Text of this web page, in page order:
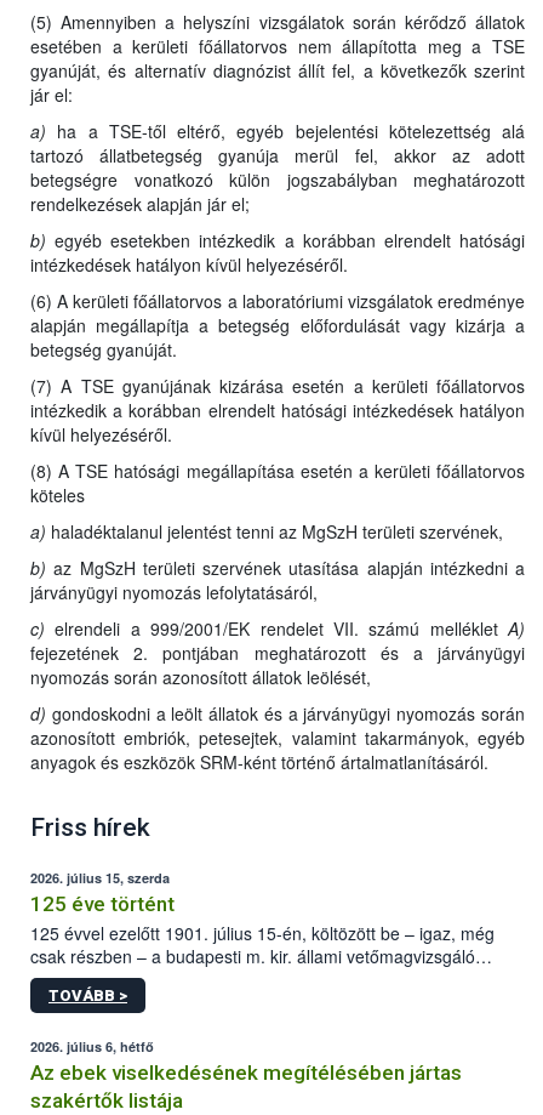
(5) Amennyiben a helyszíni vizsgálatok során kérődző állatok
esetében a kerületi főállatorvos nem állapította meg a TSE
gyanúját, és alternatív diagnózist állít fel, a következők szerint
jár el:
a) ha a TSE-től eltérő, egyéb bejelentési kötelezettség alá
tartozó állatbetegség gyanúja merül fel, akkor az adott
betegségre vonatkozó külön jogszabályban meghatározott
rendelkezések alapján jár el;
b)egyéb esetekben intézkedik a korábban elrendelt hatósági
intézkedések hatályon kívül helyezéséről.
(6) A kerületi főállatorvos a laboratóriumi vizsgálatok eredménye
alapján megállapítja a betegség előfordulását vagy kizárja a
betegség gyanúját.
(7) A TSE gyanújának kizárása esetén a kerületi főállatorvos
intézkedik a korábban elrendelt hatósági intézkedések hatályon
kívül helyezéséről.
(8) A TSE hatósági megállapítása esetén a kerületi főállatorvos
köteles
a) haladéktalanul jelentést tenni az MgSzH területi szervének,
b)az MgSzH területi szervének utasítása alapján intézkedni a
járványügyi nyomozás lefolytatásáról,
c)elrendeli a 999/2001/EK rendelet VII. számú mellékletA)
fejezetének 2. pontjában meghatározott és a járványügyi
nyomozás során azonosított állatok leölését,
d) gondoskodni a leölt állatok és a járványügyi nyomozás során
azonosított embriók, petesejtek, valamint takarmányok, egyéb
anyagok és eszközök SRM-ként történő ártalmatlanításáról.
Friss hírek
2026. július 15, szerda
125 éve történt
125 évvel ezelőtt 1901. július 15-én, költözött be – igaz, még
csak részben – a budapesti m. kir. állami vetőmagvizsgáló
állomás a Kis Rókus utca 15. szám alatti, Czigler Győző által
tervezett új épületébe.
TOVÁBB >
2026. július 6, hétfő
Az ebek viselkedésének megítélésében jártas
szakértők listája